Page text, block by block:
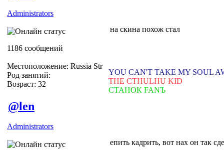
Administrators
1186 сообщений
Местоположение: Russia Str
Род занятий:
Возраст: 32
на скина похож стал
YOU CAN'T TAKE MY SOUL
THE CTHULHU KID
СТАНОК FANЪ
@len
Administrators
епить кадрить, вот нах он так